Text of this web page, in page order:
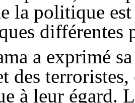
la politique
différentes
a exprimé
des
à leur égard.